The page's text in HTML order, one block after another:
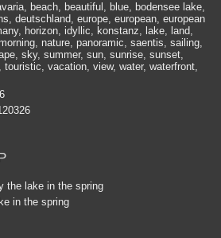
beach, beautiful, blue, bodensee lake,
deutschland, europe, european, european
horizon, idyllic, konstanz, lake, land,
nature, panoramic, saentis, sailing,
sky, summer, sun, sunrise, sunset,
vacation, view, water, waterfront,
the lake in the spring
in the spring